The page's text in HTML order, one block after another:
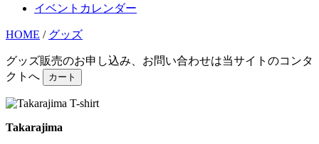
イベントカレンダー
HOME / グッズ
グッズ販売のお申し込み、お問い合わせは当サイトのコンタ
クトへ
カート
Takarajima